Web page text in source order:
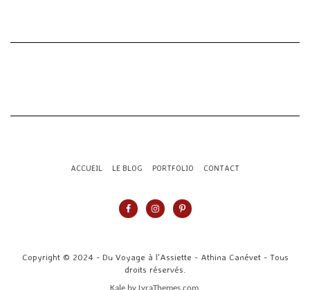
ACCUEIL LE BLOG PORTFOLIO CONTACT
Copyright © 2024 - Du Voyage à l'Assiette - Athina Canévet - Tous
droits réservés.
Kaleby LyraThemes.com.